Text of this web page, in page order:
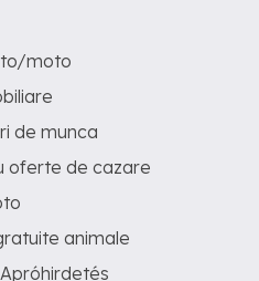
moto
de munca
oferte de cazare
animale